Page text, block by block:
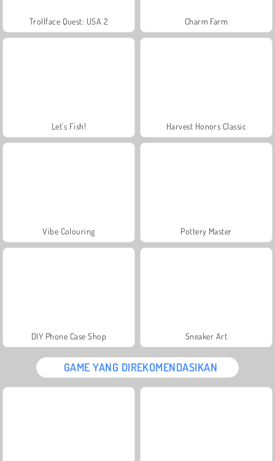
Trollface Quest: USA 2 Charm Farm
Let's Fish! Harvest Honors Classic
Vibe Colouring Pottery Master
DIY Phone Case Shop Sneaker Art
GAME YANG DIREKOMENDASIKAN